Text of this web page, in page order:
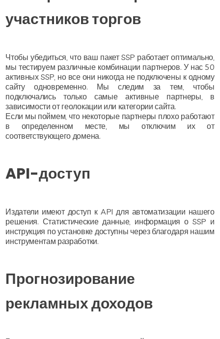
участников торгов
Чтобы убедиться, что ваш пакет SSP работает оптимально,
мы тестируем различные комбинации партнеров. У нас 50
активных SSP, но все они никогда не подключены к одному
сайту одновременно. Мы следим за тем, чтобы
подключались только самые активные партнеры, в
зависимости от геолокации или категории сайта.
Если мы поймем, что некоторые партнеры плохо работают
в определенном месте, мы отключим их от
соответствующего домена.
API-доступ
Издатели имеют доступ к API для автоматизации нашего
решения. Статистические данные, информация о SSP и
инструкция по установке доступны через благодаря нашим
инструментам разработки.
Прогнозирование
рекламных доходов